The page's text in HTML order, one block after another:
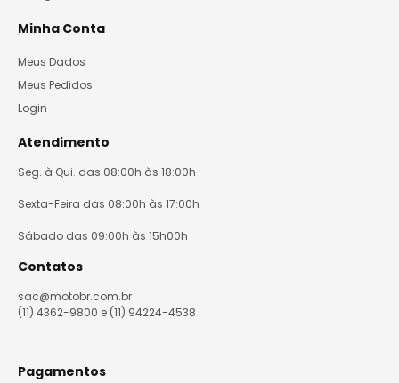
Minha Conta
Meus Dados
Meus Pedidos
Login
Atendimento
Seg. à Qui. das 08:00h às 18:00h
Sexta-Feira das 08:00h às 17:00h
Sábado das 09:00h às 15h00h
Contatos
sac@motobr.com.br
(11) 4362-9800 e (11) 94224-4538
Pagamentos